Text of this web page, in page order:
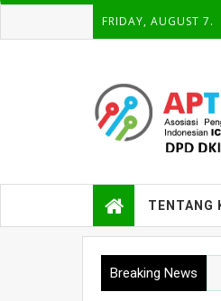
FRIDAY, AUGUST 7.
TENTANG
Breaking News